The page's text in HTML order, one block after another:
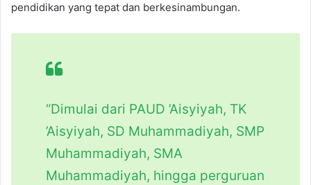
pendidikan yang tepat dan berkesinambungan.
“Dimulai dari PAUD ’Aisyiyah, TK
’Aisyiyah, SD Muhammadiyah, SMP
Muhammadiyah, SMA
Muhammadiyah, hingga perguruan